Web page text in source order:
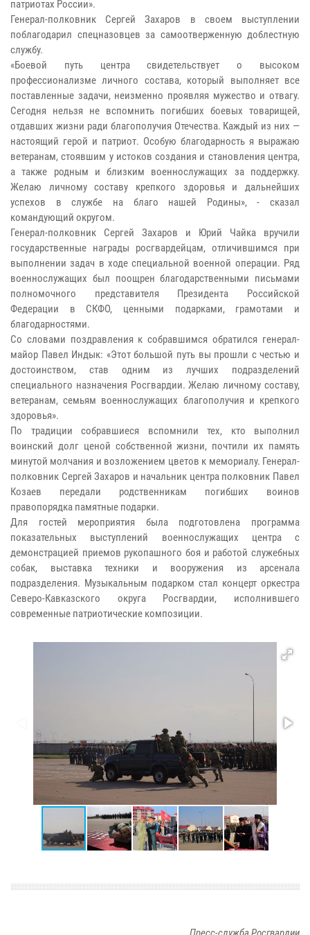
патриотах России».
Генерал-полковник Сергей Захаров в своем выступлении
поблагодарил спецназовцев за самоотверженную доблестную
службу.
«Боевой путь центра свидетельствует о высоком
профессионализме личного состава, который выполняет все
поставленные задачи, неизменно проявляя мужество и отвагу.
Сегодня нельзя не вспомнить погибших боевых товарищей,
отдавших жизни ради благополучия Отечества. Каждый из них —
настоящий герой и патриот. Особую благодарность я выражаю
ветеранам, стоявшим у истоков создания и становления центра,
а также родным и близким военнослужащих за поддержку.
Желаю личному составу крепкого здоровья и дальнейших
успехов в службе на благо нашей Родины», - сказал
командующий округом.
Генерал-полковник Сергей Захаров и Юрий Чайка вручили
государственные награды росгвардейцам, отличившимся при
выполнении задач в ходе специальной военной операции. Ряд
военнослужащих был поощрен благодарственными письмами
полномочного представителя Президента Российской
Федерации в СКФО, ценными подарками, грамотами и
благодарностями.
Со словами поздравления к собравшимся обратился генерал-
майор Павел Индык: «Этот большой путь вы прошли с честью и
достоинством, став одним из лучших подразделений
специального назначения Росгвардии. Желаю личному составу,
ветеранам, семьям военнослужащих благополучия и крепкого
здоровья».
По традиции собравшиеся вспомнили тех, кто выполнил
воинский долг ценой собственной жизни, почтили их память
минутой молчания и возложением цветов к мемориалу. Генерал-
полковник Сергей Захаров и начальник центра полковник Павел
Козаев передали родственникам погибших воинов
правопорядка памятные подарки.
Для гостей мероприятия была подготовлена программа
показательных выступлений военнослужащих центра с
демонстрацией приемов рукопашного боя и работой служебных
собак, выставка техники и вооружения из арсенала
подразделения. Музыкальным подарком стал концерт оркестра
Северо-Кавказского округа Росгвардии, исполнившего
современные патриотические композиции.